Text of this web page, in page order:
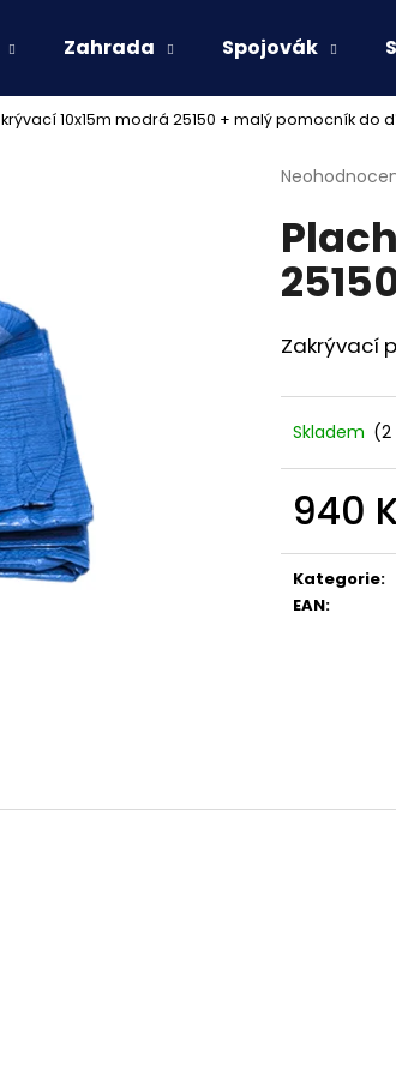
Zahrada Spojovák
10x15m modrá 25150 + malý pomocník do
Průměrné
produktu
je
0,0
z
hvězdiček.
Zakrývací
Skladem (2
940
cena:
Kategorie:
EAN:
Co potřebujete najít?
ŠESTIHRANNÁ PRODLOUŽENÁ